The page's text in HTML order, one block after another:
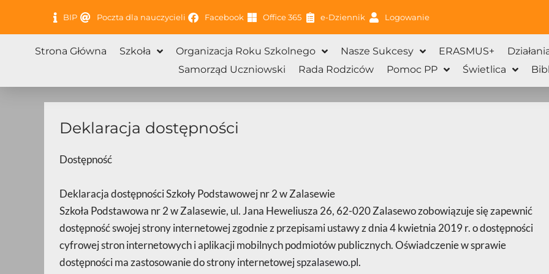
BIP Poczta dla nauczycieli Facebook Office 365 e-Dziennik Logowanie
Strona Główna Szkoła Organizacja Roku Szkolnego Nasze Sukcesy ERASMUS+
Samorząd Uczniowski
Rada Rodziców Pomoc PP Świetlica
Deklaracja dostępności
Dostępność
Deklaracja dostępności Szkoły Podstawowej nr 2 w Zalasewie
Szkoła Podstawowa nr 2 w Zalasewie, ul. Jana Heweliusza 26, 62-020 Zalasewozobowiązuje się zapewnić
dostępność swojej strony internetowej zgodnie z przepisami ustawy z dnia 4 kwietnia 2019 r. o dostępności
cyfrowej stron internetowych i aplikacji mobilnych podmiotów publicznych. Oświadczenie w sprawie
dostępności ma zastosowanie do strony internetowejspzalasewo.pl.